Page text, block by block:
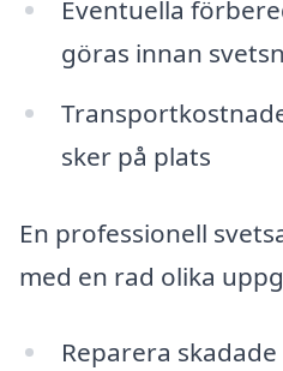
Eventuella
göras innan
sker på plats
En professionell
med en rad olika
Reparera skadade